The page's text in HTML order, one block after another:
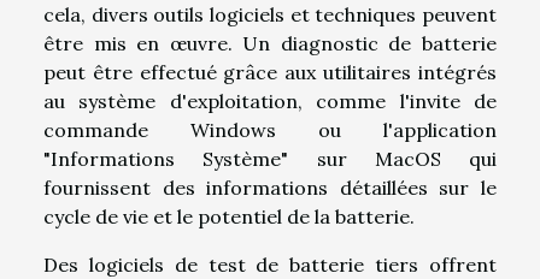
cela, divers outils logiciels et techniques peuvent
être mis en œuvre. Un diagnostic de batterie
peut être effectué grâce aux utilitaires intégrés
au système d'exploitation, comme l'invite de
commande Windows ou l'application
"Informations Système" sur MacOS qui
fournissent des informations détaillées sur le
cycle de vie et le potentiel de la batterie.
Des logiciels de test de batterie tiers offrent